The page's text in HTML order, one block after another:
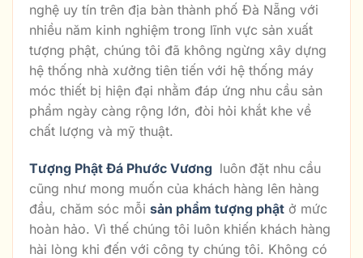
nghệ uy tín trên địa bàn thành phố Đà Nẵng với
nhiều năm kinh nghiệm trong lĩnh vực sản xuất
tượng phật, chúng tôi đã không ngừng xây dựng
hệ thống nhà xưởng tiên tiến với hệ thống máy
móc thiết bị hiện đại nhằm đáp ứng nhu cầu sản
phẩm ngày càng rộng lớn, đòi hỏi khắt khe về
chất lượng và mỹ thuật.
Tượng Phật Đá Phước Vương luôn đặt nhu cầu
cũng như mong muốn của khách hàng lên hàng
đầu, chăm sóc mỗi sản phẩm tượng phật ở mức
hoàn hảo. Vì thế chúng tôi luôn khiến khách hàng
hài lòng khi đến với công ty chúng tôi. Không có